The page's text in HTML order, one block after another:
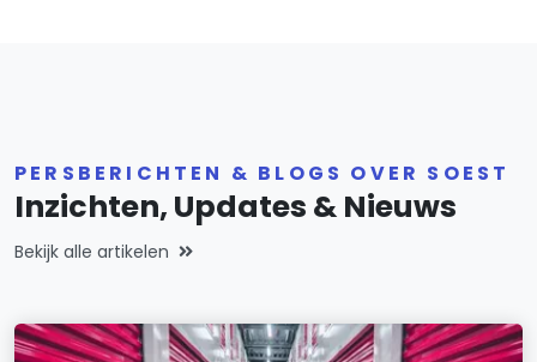
PERSBERICHTEN & BLOGS OVER SOEST
Inzichten, Updates & Nieuws
Bekijk alle artikelen